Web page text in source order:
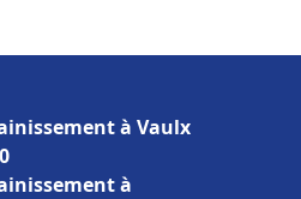
à Vaulx
à